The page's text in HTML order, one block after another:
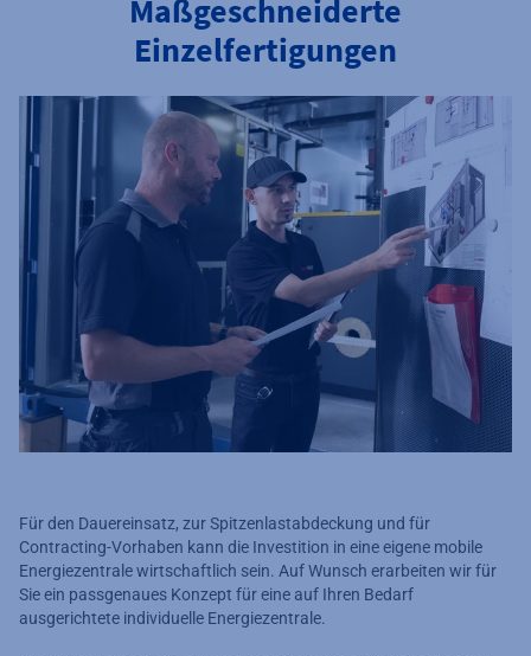
Maßgeschneiderte
Einzelfertigungen
Für den Dauereinsatz, zur Spitzenlastabdeckung und für
Contracting-Vorhaben kann die Investition in eine eigene mobile
Energiezentrale wirtschaftlich sein. Auf Wunsch erarbeiten wir für
Sie ein passgenaues Konzept für eine auf Ihren Bedarf
ausgerichtete individuelle Energiezentrale.